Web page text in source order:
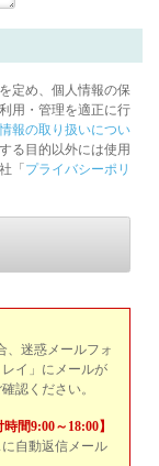
定め、個人情報の保
用・管理を適正に行
報の取り扱いについ
る目的以外には使用
「 プライバシーポリ
、迷惑メールフォ
イ」にメールが
認ください。
間9:00～18:00】
自動返信メール